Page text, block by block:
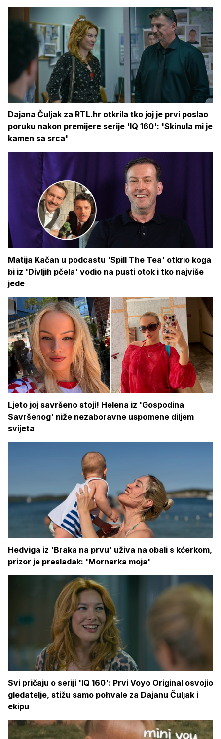
Dajana Čuljak za RTL.hr otkrila tko joj je prvi poslao
poruku nakon premijere serije 'IQ 160': 'Skinula mi je
kamen sa srca'
Matija Kačan u podcastu 'Spill The Tea' otkrio koga
bi iz 'Divljih pčela' vodio na pusti otok i tko najviše
jede
Ljeto joj savršeno stoji! Helena iz 'Gospodina
Savršenog' niže nezaboravne uspomene diljem
svijeta
Hedviga iz 'Braka na prvu' uživa na obali s kćerkom,
prizor je presladak: 'Mornarka moja'
Svi pričaju o seriji 'IQ 160': Prvi Voyo Original osvojio
gledatelje, stižu samo pohvale za Dajanu Čuljak i
ekipu